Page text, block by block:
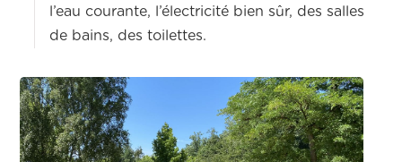
l’eau courante, l’électricité bien sûr, des salles
de bains, des toilettes.